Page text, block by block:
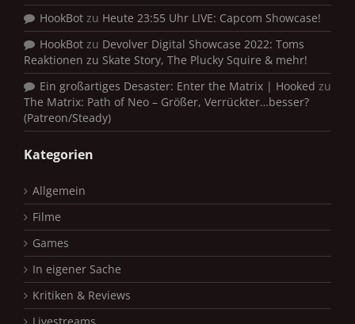
HookBot zu Heute 23:55 Uhr LIVE: Capcom Showcase!
HookBot zu Devolver Digital Showcase 2022: Toms
Reaktionen zu Skate Story, The Plucky Squire & mehr!
Ein großartiges Desaster: Enter the Matrix | Hooked zu
The Matrix: Path of Neo – Größer, Verrückter…besser?
(Patreon/Steady)
Kategorien
Allgemein
Filme
Games
In eigener Sache
Kritiken & Reviews